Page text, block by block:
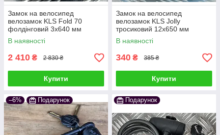
Замок на велосипед
велозамок KLS Fold 70
фолдінговий 3х640 мм
чорний
В наявності
2 410 ₴ 2 830 ₴
Купити
Замок на велосипед
велозамок KLS Jolly
тросиковий 12x650 мм
блакитний
В наявності
340 ₴ 385 ₴
Купити
–6% Подарунок Подарунок